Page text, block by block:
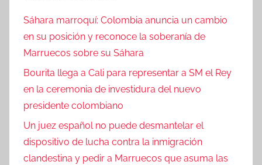
Sáhara marroquí: Colombia anuncia un cambio
en su posición y reconoce la soberanía de
Marruecos sobre su Sáhara
Bourita llega a Cali para representar a SM el Rey
en la ceremonia de investidura del nuevo
presidente colombiano
Un juez español no puede desmantelar el
dispositivo de lucha contra la inmigración
clandestina y pedir a Marruecos que asuma las